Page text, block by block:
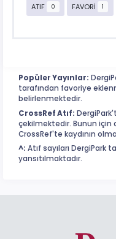
ATIF
0 FAVORİ 1
Popüler Yayınlar:
tarafından favoriye
belirlenmektedir.
CrossRef Atıf:
çekilmektedir. Bunun için
CrossRef'te kaydının
^: Atıf sayıları
yansıtılmaktadır.